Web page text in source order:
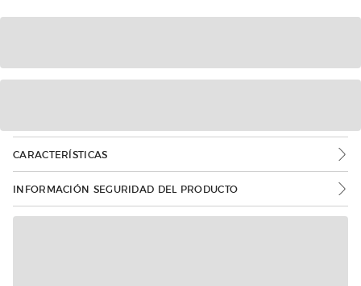
CARACTERÍSTICAS
INFORMACIÓN SEGURIDAD DEL PRODUCTO